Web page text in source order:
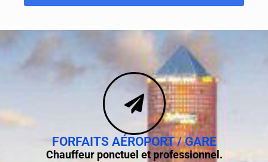
FORFAITS AÉROPORT / GARE
Chauffeur ponctuel et professionnel.